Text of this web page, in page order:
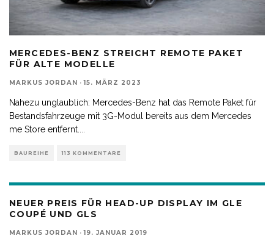
MERCEDES-BENZ STREICHT REMOTE PAKET
FÜR ALTE MODELLE
MARKUS JORDAN · 15. MÄRZ 2023
Nahezu unglaublich: Mercedes-Benz hat das Remote Paket für
Bestandsfahrzeuge mit 3G-Modul bereits aus dem Mercedes
me Store entfernt.
BAUREIHE 113 KOMMENTARE
NEUER PREIS FÜR HEAD-UP DISPLAY IM GLE
COUPÉ UND GLS
MARKUS JORDAN · 19. JANUAR 2019